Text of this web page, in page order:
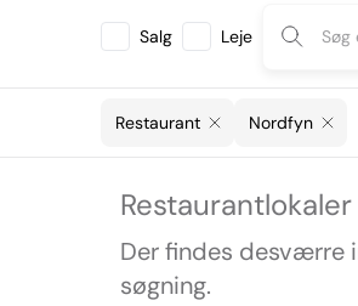
Salg Leje
Restaurant Nordfyn
Der findes desværre
søgning.